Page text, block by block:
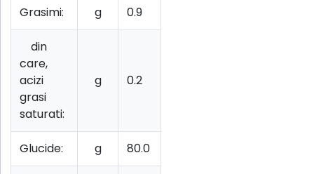
Grasimi: g 0.9
din
care,
acizi
grasi
saturati:
g 0.2
Glucide: g 80.0